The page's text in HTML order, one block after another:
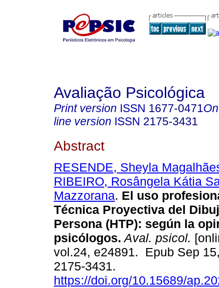
Avaliação Psicológica
Print version ISSN 1677-0471
line version ISSN 2175-3431
Abstract
RESENDE, Sheyla
RIBEIRO, Rosângela Kátia
Mazzorana. El uso
Técnica Proyectiva del
Persona (HTP): según la
psicólogos. Aval. psicol.
vol.24, e24891. Epub Sep
2175-3431.
https://doi.org/10.15689/